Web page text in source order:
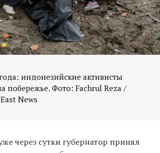
индонезийские активисты
побережье. Фото: Fachrul Reza /
через сутки губернатор принял